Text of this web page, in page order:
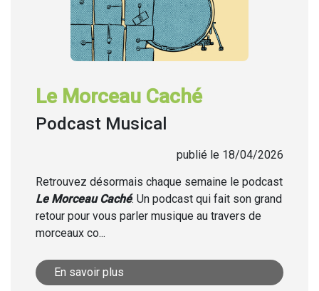
Le Morceau Caché
Podcast Musical
publié le 18/04/2026
Retrouvez désormais chaque semaine le podcast
Le Morceau Caché. Un podcast qui fait son grand
retour pour vous parler musique au travers de
morceaux co...
En savoir plus